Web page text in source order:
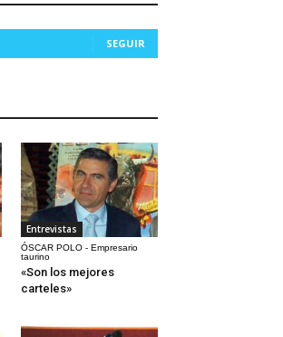
SEGUIR
Entrevistas
ÓSCAR POLO - Empresario
taurino
«Son los mejores
carteles»